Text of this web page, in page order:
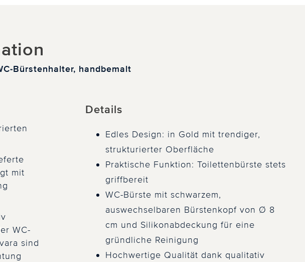
Bürstenhalter, handbemalt
mit
WC-
sind
Details
Edles Design: in Gold mit trendiger,
strukturierter Oberfläche
Praktische Funktion: Toilettenbürste stets
griffbereit
WC-Bürste mit schwarzem,
auswechselbaren Bürstenkopf von Ø 8
cm und Silikonabdeckung für eine
gründliche Reinigung
Hochwertige Qualität dank qualitativ